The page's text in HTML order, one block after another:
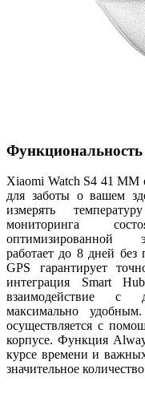
Xiaomi Watch S4 41
для заботы о вашем
измерять
мониторинга
оптимизированной
работает до 8 дней
GPS гарантирует
интеграция Smart
взаимодействие с
максимально
осуществляется с
корпусе. Функция
курсе времени и
значительное